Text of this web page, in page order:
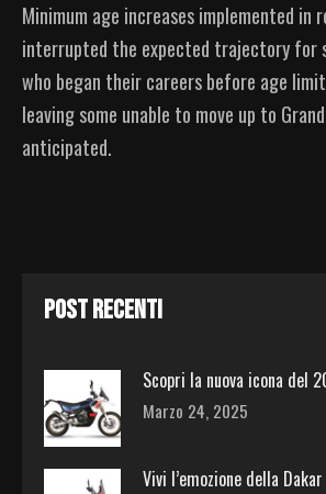
Minimum age increases implemented in
interrupted the expected trajectory for
who began their careers before age
leaving some unable to move up to
anticipated.
POST RECENTI
Scopri la nuova icona del
Marzo 24, 2025
Vivi l’emozione della Dakar